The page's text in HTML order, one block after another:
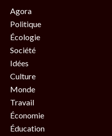
Agora
Politique
Écologie
Société
Idées
Culture
Monde
Travail
Économie
Éducation